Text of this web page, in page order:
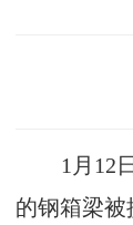
1月12日
的钢箱梁被